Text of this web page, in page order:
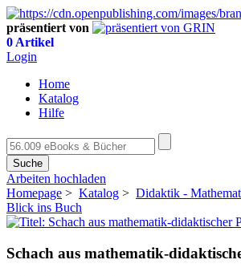
präsentiert von
0 Artikel
Login
Home
Katalog
Hilfe
Suche
Arbeiten hochladen
Homepage > Katalog > Didaktik -
Blick ins Buch
Schach aus mathematik-